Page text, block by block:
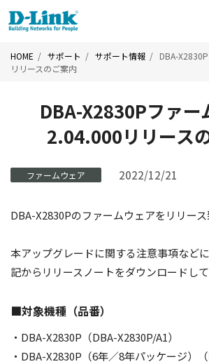
HOME サポート サポート情報
DBA-
リリースのご案内
DBA-X2830Pファー
2.04.000リリース
ファームウェア 2022/12/21
DBA-X2830Pのファームウェアをリリース
本アップグレードに関する注意事項など
記からリリースノートをダウンロードし
■対象機種（品番）
・DBA-X2830P（DBA-X2830P/A1）
・DBA-X2830P（6年／8年パッケージ）